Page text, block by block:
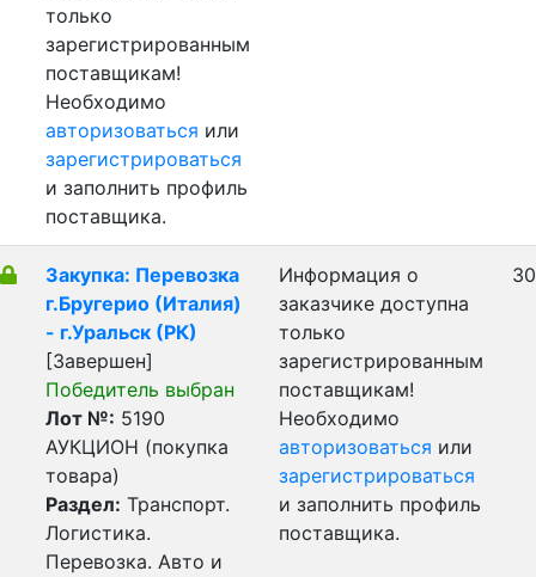
только
зарегистрированным
поставщикам!
Необходимо
авторизоваться или
зарегистрироваться
и заполнить профиль
поставщика.
Закупка: Перевозка
г.Бругерио (Италия)
- г.Уральск (РК)
[Завершен]
Победитель выбран
Лот №: 5190
АУКЦИОН (покупка
товара)
Раздел: Транспорт.
Логистика.
Перевозка. Авто и
Информация о
заказчике доступна
только
зарегистрированным
поставщикам!
Необходимо
авторизоваться или
зарегистрироваться
и заполнить профиль
поставщика.